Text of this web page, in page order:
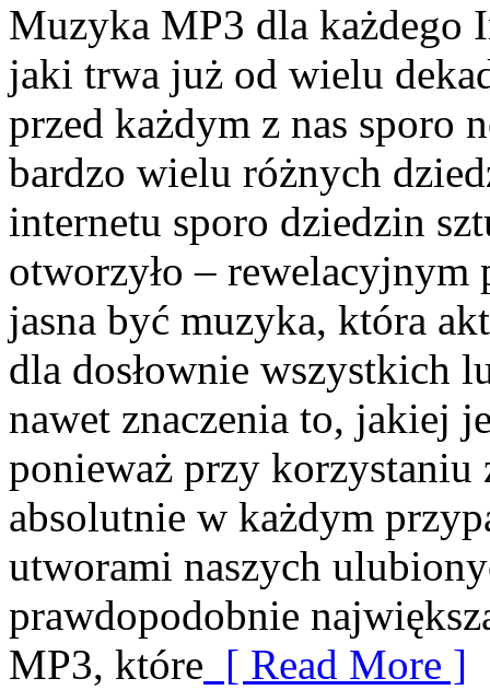
Muzyka MP3 dla każdego
jaki trwa już od wielu
przed każdym z nas sporo
bardzo wielu różnych
internetu sporo dziedzin
otworzyło – rewelacyjnym
jasna być muzyka, która
dla dosłownie wszystkich
nawet znaczenia to, jakiej
ponieważ przy
absolutnie w każdym
utworami naszych
prawdopodobnie
MP3, które [ Read More ]